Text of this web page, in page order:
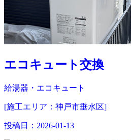
エコキュート交換
給湯器・エコキュート
[施工エリア：神戸市垂水区]
投稿日： 2026-01-13